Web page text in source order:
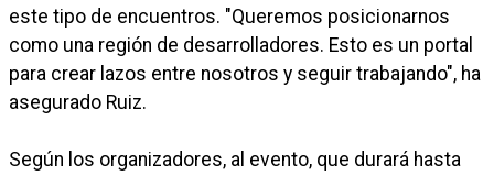
este tipo de encuentros. "Queremos posicionarnos
como una región de desarrolladores. Esto es un portal
para crear lazos entre nosotros y seguir trabajando", ha
asegurado Ruiz.
Según los organizadores, al evento, que durará hasta